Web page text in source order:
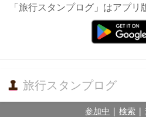
「旅行スタンプログ」はアプ
旅行スタンプログ
参加中 | 検索 |